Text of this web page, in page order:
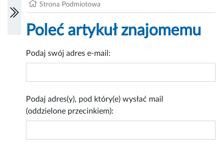
Strona Podmiotowa
Poleć artykuł znajomemu
Podaj swój adres e-mail:
Podaj adres(y), pod który(e) wysłać mail
(oddzielone przecinkiem):